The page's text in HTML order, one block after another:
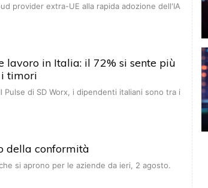
provider extra-UE alla rapida adozione dell'IA
lavoro in Italia: il 72% si sente più
i timori
Pulse di SD Worx, i dipendenti italiani sono tra i
della conformità
si aprono per le aziende da ieri, 2 agosto.